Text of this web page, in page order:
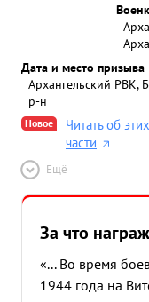
Дата и место призыва
Архангельский РВК,
р-н
Новое
Читать об
части
Ещё
За что
«... Во время
1944 года на